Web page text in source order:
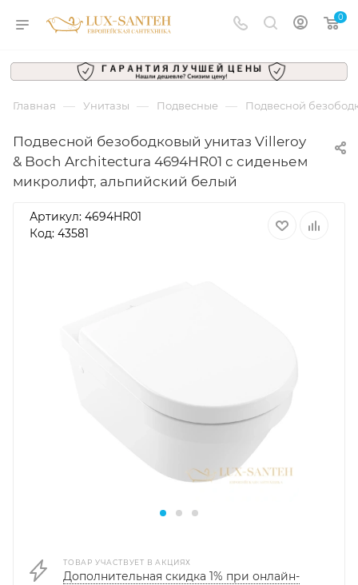
0
Главная — Унитазы — Подвесные — Подвесной
Подвесной безободковый унитаз Villeroy
& Boch Architectura 4694HR01 с сиденьем
микролифт, альпийский белый
Артикул: 4694HR01
Код: 43581
ТОВАР УЧАСТВУЕТ В АКЦИЯХ
Дополнительная скидка 1% при онлайн-